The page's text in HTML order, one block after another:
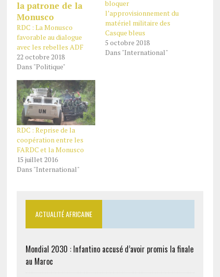
RDC : La Monusco
favorable au dialogue
avec les rebelles ADF
22 octobre 2018
Dans "Politique"
bloquer
l’approvisionnement du
matériel militaire des
Casque bleus
5 octobre 2018
Dans "International"
RDC : Reprise de la
coopération entre les
FARDC et la Monusco
15 juillet 2016
Dans "International"
ACTUALITÉ AFRICAINE
Mondial 2030 : Infantino accusé d’avoir promis la finale
au Maroc